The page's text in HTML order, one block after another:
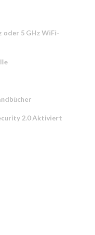
oder 5 GHz WiFi-
2.0 Aktiviert